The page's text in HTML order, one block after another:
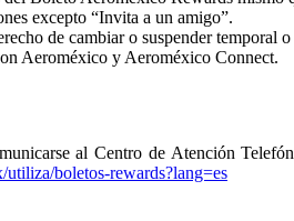
excepto “Invita a un amigo”.
de cambiar o suspender
Aeroméxico y Aeroméxico Connect.
al Centro de Atención
utiliza/boletos-rewards?lang=es